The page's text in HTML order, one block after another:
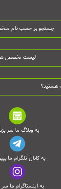
جستجو بر حسب نام
لیست تخصص
هستید؟
به وبلاگ ما سر
به کانال تلگرام ما
به اینستاگرام ما سر